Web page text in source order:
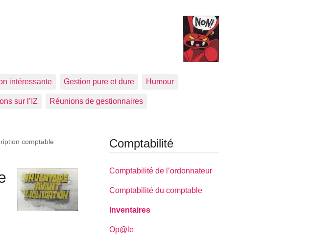
intéressante Gestion pure et dure Humour
sur l’IZ Réunions de gestionnaires
comptable
Comptabilité
Comptabilité de l’ordonnateur
Comptabilité du comptable
Inventaires
Op@le